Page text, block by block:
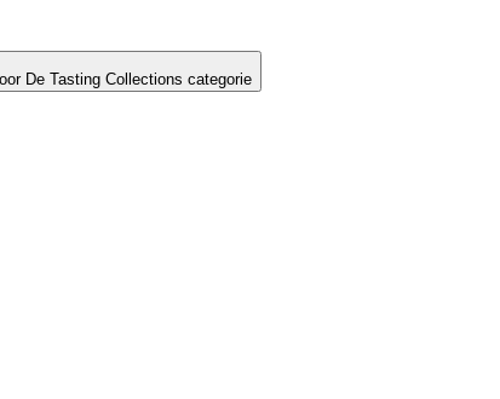
De Tasting Collections categorie